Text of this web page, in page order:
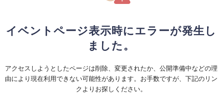
イベントページ表示時にエラーが発生し
ました。
アクセスしようとしたページは削除、変更されたか、公開準備中などの理
由により現在利用できない可能性があります。お手数ですが、下記のリン
クよりお探しください。